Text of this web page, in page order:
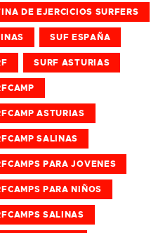
DE EJERCICIOS SURFERS
SUF ESPAÑA
SURF ASTURIAS
ASTURIAS
SALINAS
PARA JOVENES
PARA NIÑOS
SALINAS